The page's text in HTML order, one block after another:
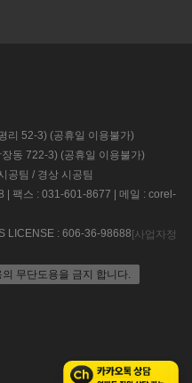
리 52-3) (공휴일 이용불가)
동 722-3) (공휴일 이용불가)
공팀 / 경상 시공팀
| 팩스 : 031-601-8677 | 메일 : corel-
LICENSE : 606-36-98688 [사업자정
무단도용을 금지 합니다.